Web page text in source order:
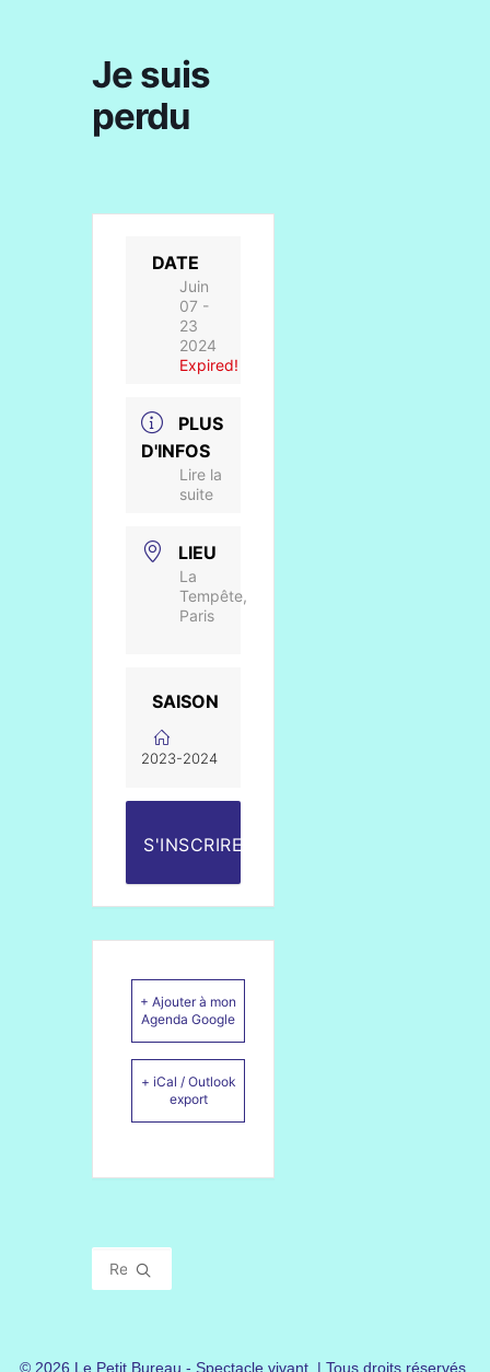
Je suis
perdu
DATE
Juin
07 -
23
2024
Expired!
PLUS
D'INFOS
Lire la
suite
LIEU
La
Tempête,
Paris
SAISON
2023-2024
S'INSCRIRE
+ Ajouter à mon
Agenda Google
+ iCal / Outlook
export
© 2026 Le Petit Bureau - Spectacle vivant. | Tous droits réservés.